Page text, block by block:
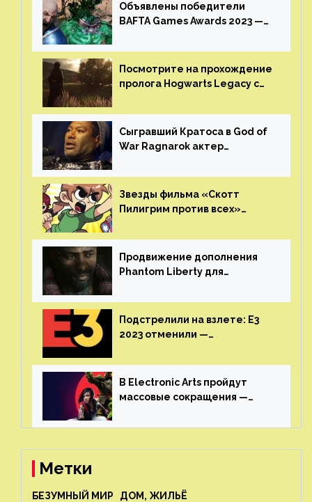
Объявлены победители
BAFTA Games Awards 2023 —
получила шесть наград
Посмотрите на прохождение
пролога Hogwarts Legacy с
GamesVoice показала первые
результаты своего труда
Сыгравший Кратоса в God of
War Ragnarok актер
игроков прекратить
консольные войны
Звезды фильма «Скотт
Пилигрим против всех»
аниме от Netflix
Продвижение дополнения
Phantom Liberty для
июне
Подстрелили на взлете: E3
2023 отменили —
выставка не вернется
В Electronic Arts пройдут
массовые сокращения —
реструктуризацию
Метки
БЕЗУМНЫЙ МИР ДОМ, ЖИЛЬЁ